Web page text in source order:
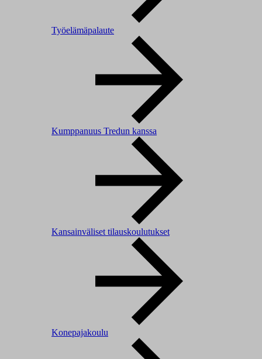
Työelämäpalaute
Kumppanuus Tredun kanssa
Kansainväliset tilauskoulutukset
Konepajakoulu